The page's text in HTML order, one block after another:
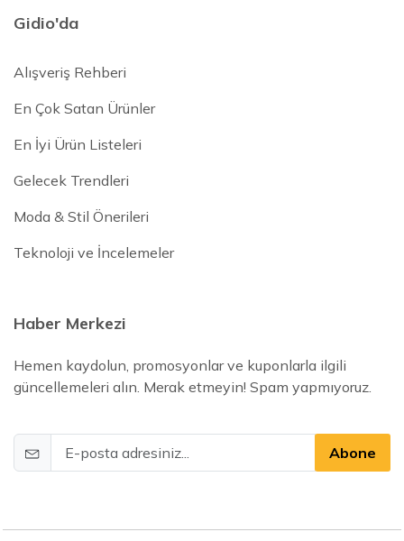
Gidio'da
Alışveriş Rehberi
En Çok Satan Ürünler
En İyi Ürün Listeleri
Gelecek Trendleri
Moda & Stil Önerileri
Teknoloji ve İncelemeler
Haber Merkezi
Hemen kaydolun, promosyonlar ve kuponlarla ilgili
güncellemeleri alın. Merak etmeyin! Spam yapmıyoruz.
Abone